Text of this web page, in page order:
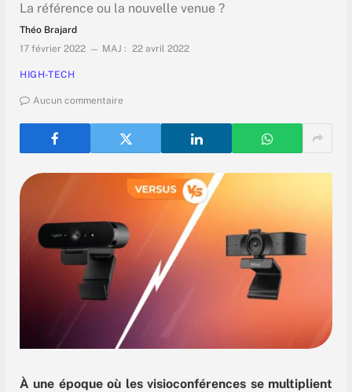
La référence ou la nouvelle venue ?
Théo Brajard
17 février 2022
MAJ : 22 avril 2022
HIGH-TECH
Aucun commentaire
À une époque où les visioconférences se multiplient